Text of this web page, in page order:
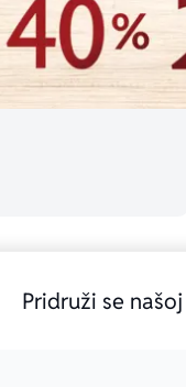
Pridruži se